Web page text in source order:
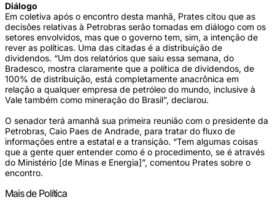
Diálogo
Em coletiva após o encontro desta manhã, Prates citou que as
decisões relativas à Petrobras serão tomadas em diálogo com os
setores envolvidos, mas que o governo tem, sim, a intenção de
rever as políticas. Uma das citadas é a distribuição de
dividendos. “Um dos relatórios que saiu essa semana, do
Bradesco, mostra claramente que a política de dividendos, de
100% de distribuição, está completamente anacrônica em
relação a qualquer empresa de petróleo do mundo, inclusive à
Vale também como mineração do Brasil”, declarou.
O senador terá amanhã sua primeira reunião com o presidente da
Petrobras, Caio Paes de Andrade, para tratar do fluxo de
informações entre a estatal e a transição. “Tem algumas coisas
que a gente quer entender como é o procedimento, se é através
do Ministério [de Minas e Energia]”, comentou Prates sobre o
encontro.
Mais de Política